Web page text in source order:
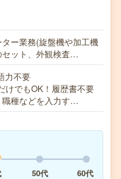
ー業務(旋盤機や加工機
セット、外観検査…
力不要
けでもOK！履歴書不要
種などを入力す…
50代 60代